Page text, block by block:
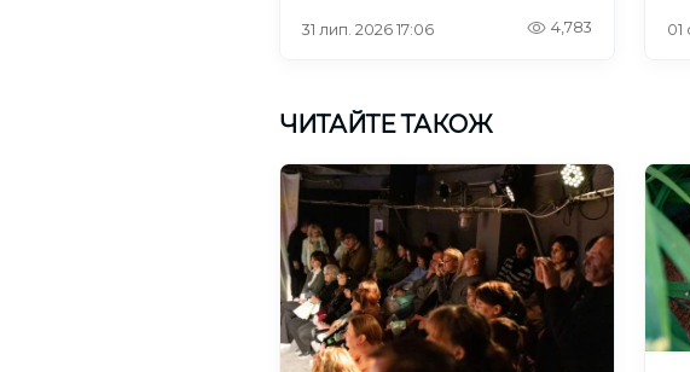
31 лип. 2026 17:06 4,783 01
ЧИТАЙТЕ ТАКОЖ